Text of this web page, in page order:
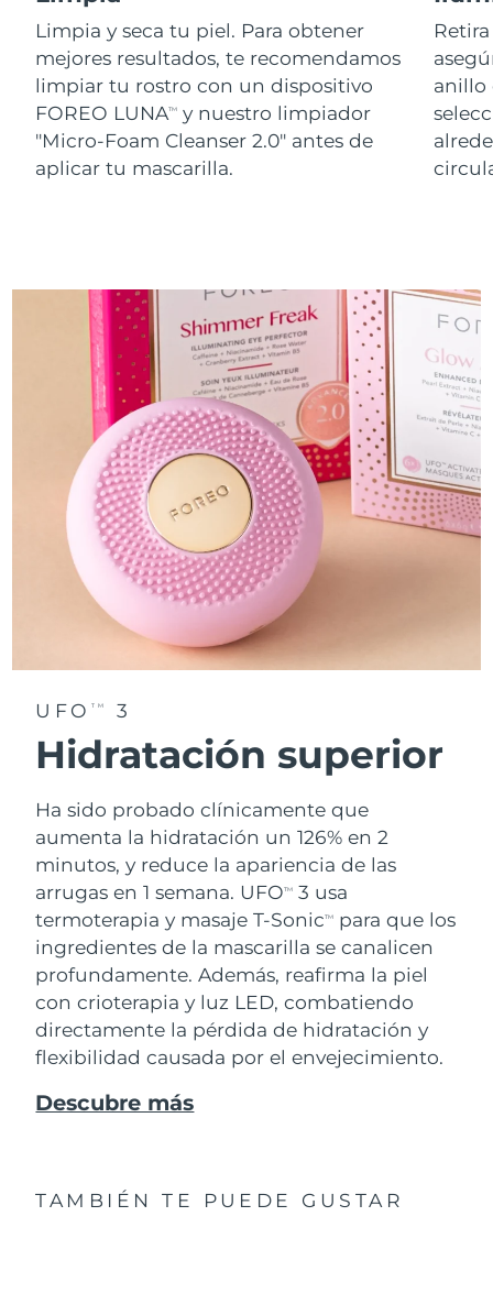
Limpia y seca tu piel. Para obtener
mejores resultados, te recomendamos
limpiar tu rostro con un dispositivo
FOREO LUNATM
y nuestro limpiador
"Micro-Foam Cleanser 2.0" antes de
aplicar tu mascarilla.
anillo
UFO TM 3
Hidratación superior
Ha sido probado clínicamente que
aumenta la hidratación un 126% en 2
minutos, y reduce la apariencia de las
arrugas en 1 semana. UFOTM
3 usa
termoterapia y masaje T-SonicTM
para que los
ingredientes de la mascarilla se canalicen
profundamente. Además, reafirma la piel
con crioterapia y luz LED, combatiendo
directamente la pérdida de hidratación y
flexibilidad causada por el envejecimiento.
Descubre más
TAMBIÉN TE PUEDE GUSTAR